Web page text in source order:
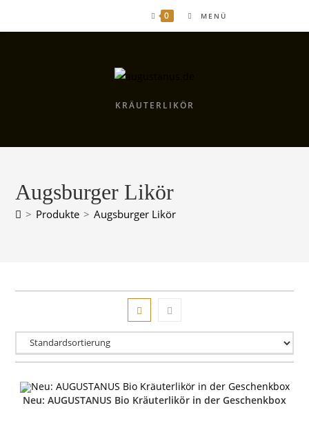
0 MENÜ
KRÄUTERLIKÖR
Augsburger Likör
> Produkte > Augsburger Likör
Neu: AUGUSTANUS Bio Kräuterlikör in der Geschenkbox